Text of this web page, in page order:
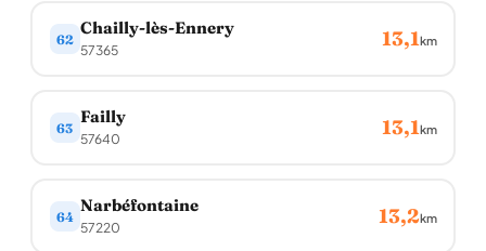
62
Chailly-lès-Ennery
57365 13,1km
63
Failly
57640 13,1km
64
Narbéfontaine
57220 13,2km